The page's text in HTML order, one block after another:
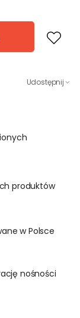
Udostępnij
produktów
w Polsce
nośności